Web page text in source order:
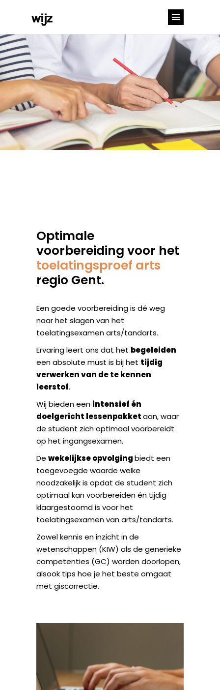
Optimale
voorbereiding voor het
toelatingsproef arts
regio Gent.
Een goede voorbereiding is dé weg
naar het slagen van het
toelatingsexamen arts/tandarts.
Ervaring leert ons dat het begeleiden
een absolute must is bij het tijdig
verwerken van de te kennen
leerstof.
Wij bieden een intensief én
doelgericht lessenpakketaan, waar
de student zich optimaal voorbereidt
op het ingangsexamen.
De wekelijkse opvolgingbiedt een
toegevoegde waarde welke
noodzakelijk is opdat de student zich
optimaal kan voorbereiden én tijdig
klaargestoomd is voor het
toelatingsexamen van arts/tandarts.
Zowel kennis en inzicht in de
wetenschappen (KIW) als de generieke
competenties (GC) worden doorlopen,
alsook tips hoe je het beste omgaat
met giscorrectie.